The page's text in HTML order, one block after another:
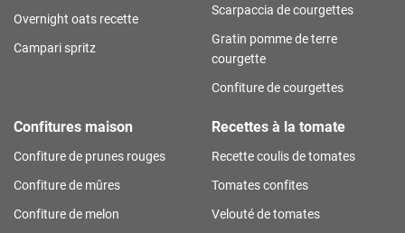
Overnight oats recette
Campari spritz
Scarpaccia de courgettes
Gratin pomme de terre
courgette
Confiture de courgettes
Confitures maison
Confiture de prunes rouges
Confiture de mûres
Confiture de melon
Recettes à la tomate
Recette coulis de tomates
Tomates confites
Velouté de tomates